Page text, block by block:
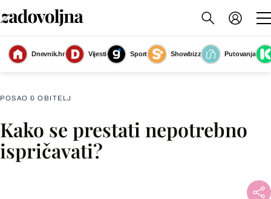
Dnevnik.hr Vijesti Sport Showbizz
Putovanja
Važno je poštovati druge, ali i sebe
(Foto: Shutterstock)
POSAO & OBITELJ
Kako se prestati nepotrebno
ispričavati?
Facebook